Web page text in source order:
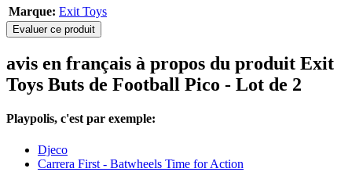
Marque: Exit Toys
Evaluer ce produit
avis en français à propos du produit Exit
Toys Buts de Football Pico - Lot de 2
Playpolis, c'est par exemple:
Djeco
Carrera First - Batwheels Time for Action